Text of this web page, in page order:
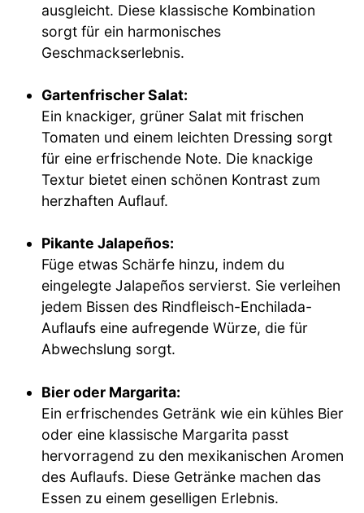
ausgleicht. Diese klassische Kombination
sorgt für ein harmonisches
Geschmackserlebnis.
Gartenfrischer Salat:
Ein knackiger, grüner Salat mit frischen
Tomaten und einem leichten Dressing sorgt
für eine erfrischende Note. Die knackige
Textur bietet einen schönen Kontrast zum
herzhaften Auflauf.
Pikante Jalapeños:
Füge etwas Schärfe hinzu, indem du
eingelegte Jalapeños servierst. Sie verleihen
jedem Bissen des Rindfleisch-Enchilada-
Auflaufs eine aufregende Würze, die für
Abwechslung sorgt.
Bier oder Margarita:
Ein erfrischendes Getränk wie ein kühles Bier
oder eine klassische Margarita passt
hervorragend zu den mexikanischen Aromen
des Auflaufs. Diese Getränke machen das
Essen zu einem geselligen Erlebnis.